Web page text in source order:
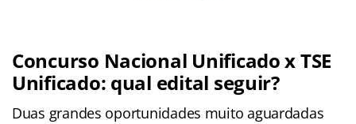
Concurso Nacional Unificado x TSE
Unificado: qual edital seguir?
Duas grandes oportunidades muito aguardadas